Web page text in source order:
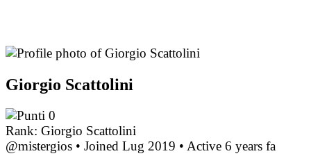
Giorgio Scattolini
0
Rank: Giorgio Scattolini
@mistergios • Joined Lug 2019 • Active 6 years fa